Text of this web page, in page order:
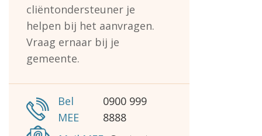
cliëntondersteuner je
helpen bij het aanvragen.
Vraag ernaar bij je
gemeente.
Bel
MEE
0900 999
8888